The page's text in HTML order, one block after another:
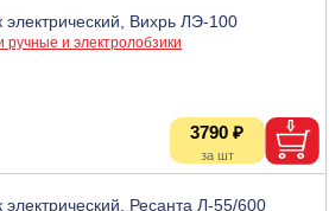
электрический, Вихрь ЛЭ-100
ручные и электролобзики
3790 ₽
электрический, Ресанта Л-55/600